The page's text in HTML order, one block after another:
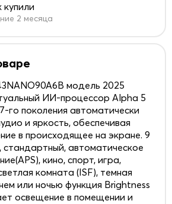
купили
2 месяца
модель 2025
ИИ-процессор Alpha 5
го поколения автоматически
и яркость, обеспечивая
в происходящее на экране. 9
автоматическое
кино, спорт, игра,
комната (ISF), темная
или ночью функция Brightness
освещение в помещении и